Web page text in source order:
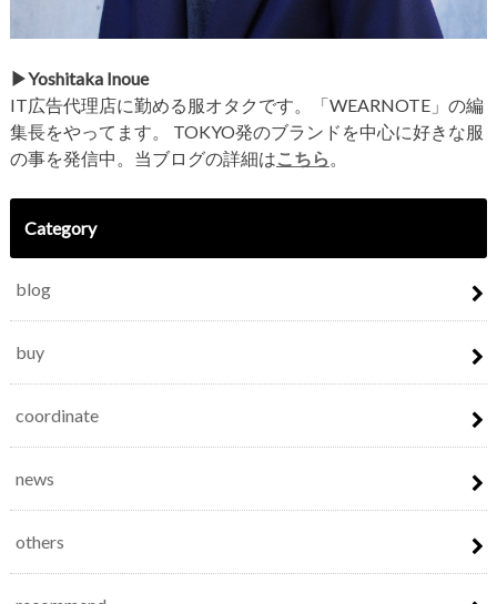
▶︎Yoshitaka Inoue
IT広告代理店に勤める服オタクです。「WEARNOTE」の編
集長をやってます。 TOKYO発のブランドを中心に好きな服
の事を発信中。当ブログの詳細はこちら 。
Category
blog
buy
coordinate
news
others